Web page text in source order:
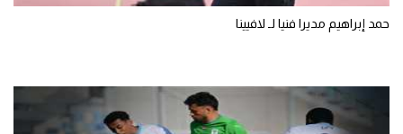
حمد إبراهيم مديرا فنيا لـ لافيينا